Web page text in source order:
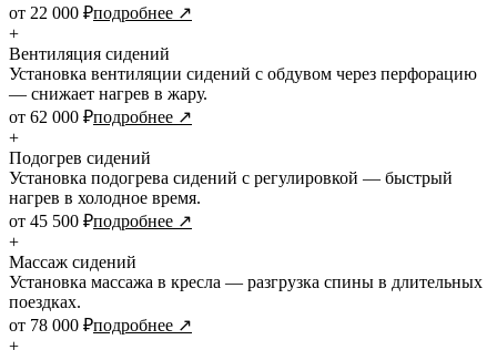
от 22 000 ₽подробнее ↗
+
Вентиляция сидений
Установка вентиляции сидений с обдувом через перфорацию
— снижает нагрев в жару.
от 62 000 ₽подробнее ↗
+
Подогрев сидений
Установка подогрева сидений с регулировкой — быстрый
нагрев в холодное время.
от 45 500 ₽подробнее ↗
+
Массаж сидений
Установка массажа в кресла — разгрузка спины в длительных
поездках.
от 78 000 ₽подробнее ↗
+